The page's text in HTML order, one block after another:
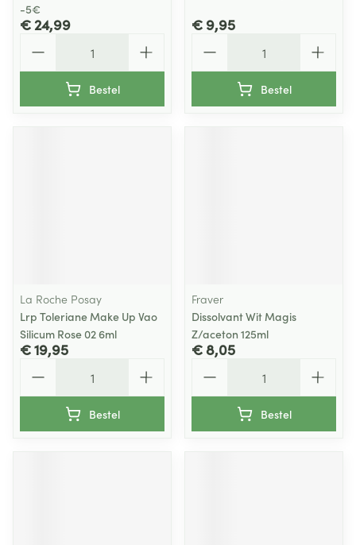
-5€
€ 24,99
Bestel
€ 9,95
Bestel
La Roche Posay
Lrp Toleriane Make Up Vao
Silicum Rose 02 6ml
€ 19,95
Bestel
Fraver
Dissolvant Wit Magis
Z/aceton 125ml
€ 8,05
Bestel